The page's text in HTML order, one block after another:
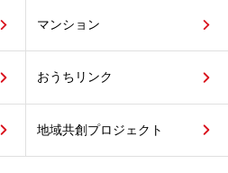
マンション
おうちリンク
地域共創プロジェクト